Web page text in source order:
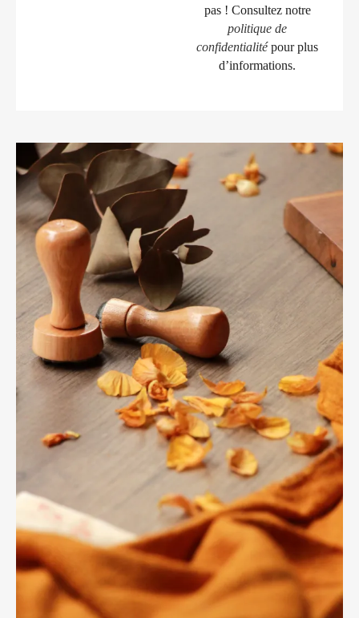
pas ! Consultez notre
politique de
confidentialitépour plus
d’informations.